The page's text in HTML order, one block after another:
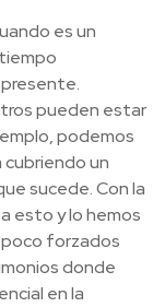
es un
pueden estar
podemos
un
sucede. Con la
esto y lo hemos
forzados
donde
en la